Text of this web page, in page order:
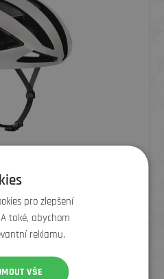
5 190Kč
pro zlepšení
také, abychom
reklamu.
VŠE